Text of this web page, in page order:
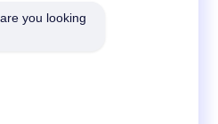
you looking